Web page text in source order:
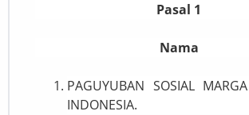
Pasal 1
Nama
PAGUYUBAN SOSIAL
INDONESIA.